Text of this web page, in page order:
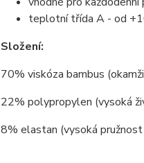
teplotní třída A - od
Složení:
70% viskóza bambus
22% polypropylen (vysoká
8% elastan (vysoká